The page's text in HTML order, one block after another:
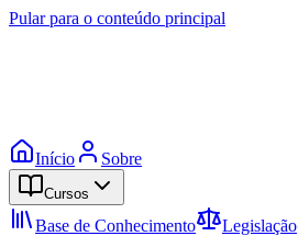
Pular para o conteúdo principal
Início Sobre
Cursos
Base de Conhecimento Legislação